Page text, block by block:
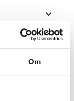
Om
st